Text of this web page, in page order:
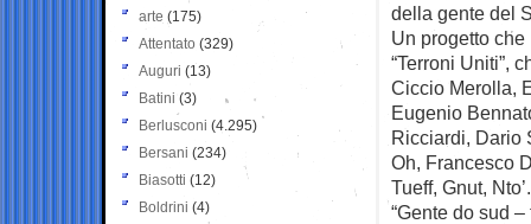
della gente del
Un progetto
“Terroni Uniti”,
Ciccio Merolla,
Eugenio
Ricciardi, Dario
Oh, Francesco
Tueff, Gnut, Nto’.
“Gente do sud
arte (175)
Attentato (329)
Auguri (13)
Batini (3)
Berlusconi (4.295)
Bersani (234)
Biasotti (12)
Boldrini (4)